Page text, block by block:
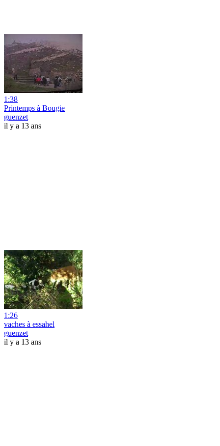
1:38
Printemps à Bougie
guenzet
il y a 13 ans
1:26
vaches à essahel
guenzet
il y a 13 ans